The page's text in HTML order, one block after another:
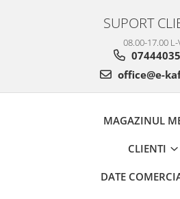
SUPORT
08.00-17.00 L-
office@e-
MAGAZINUL
CLIENTI
DATE